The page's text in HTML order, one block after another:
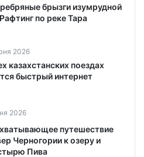
брызги изумрудной
по реке Тара
2026
казахстанских поездах
быстрый интернет
2026
путешествие
Черногории к озеру и
Пива